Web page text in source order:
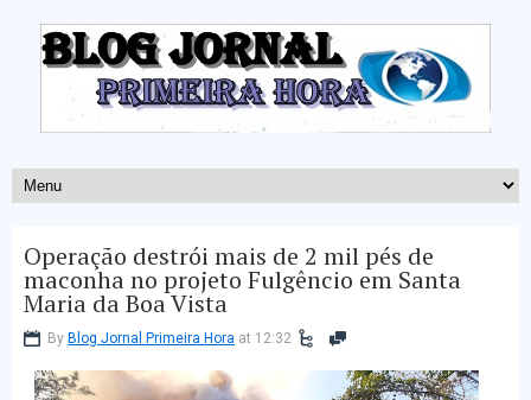
Operação destrói mais de 2 mil pés de
maconha no projeto Fulgêncio em Santa
Maria da Boa Vista
By Blog Jornal Primeira Hora at 12:32